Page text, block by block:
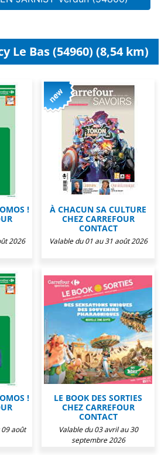
Le Bas (54960) (8,54 km)
!
2026
À CHACUN SA CULTURE
CHEZ CARREFOUR
CONTACT
Valable du 01 au 31 août 2026
!
août
LE BOOK DES SORTIES
CHEZ CARREFOUR
CONTACT
Valable du 03 avril au 30
septembre 2026